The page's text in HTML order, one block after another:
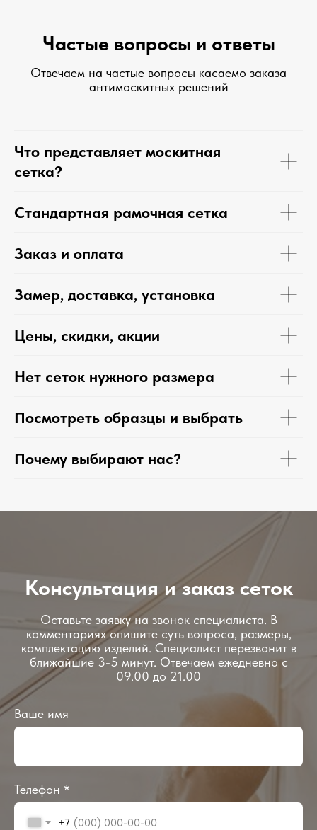
Частые вопросы и ответы
Отвечаем на частые вопросы касаемо заказа
антимоскитных решений
Что представляет москитная
сетка?
Стандартная рамочная сетка
Заказ и оплата
Замер, доставка, установка
Цены, скидки, акции
Нет сеток нужного размера
Посмотреть образцы и выбрать
Почему выбирают нас?
Консультация и заказ сеток
Оставьте заявку на звонок специалиста. В
комментариях опишите суть вопроса, размеры,
комплектацию изделий. Специалист перезвонит в
ближайшие 3-5 минут. Отвечаем ежедневно с
09.00 до 21.00
Ваше имя
Телефон *
+7